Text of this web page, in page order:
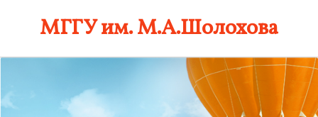
МГГУ им. М.А.Шолохова